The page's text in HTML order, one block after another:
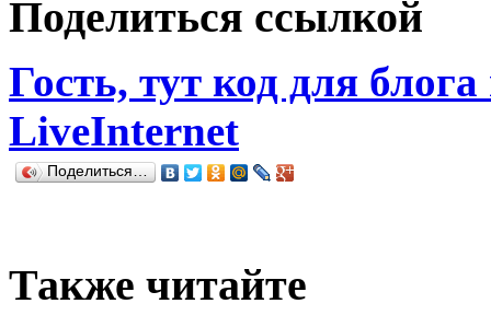
Поделиться ссылкой
Гость, тут код для
LiveInternet
Поделиться…
Также читайте